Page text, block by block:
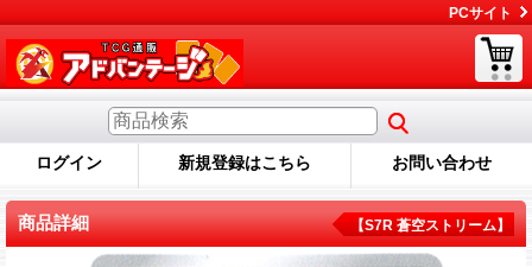
PCサイト
ログイン 新規登録はこちら お問い合わせ
商品詳細 【S7R 蒼空ストリーム】